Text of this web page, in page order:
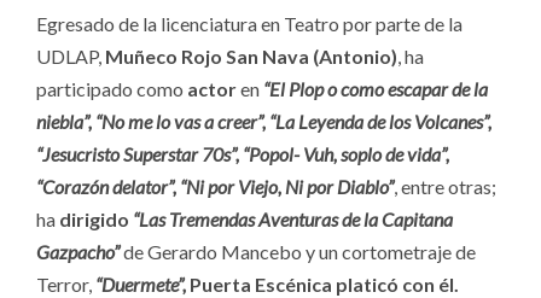
Egresado de la licenciatura en Teatro por parte de la
UDLAP, Muñeco Rojo San Nava (Antonio), ha
participado como actoren “El Plop o como escapar de la
niebla”, “No me lo vas a creer”, “La Leyenda de los Volcanes”,
“Jesucristo Superstar 70s”, “Popol- Vuh, soplo de vida”,
“Corazón delator”, “Ni por Viejo, Ni por Diablo”, entre otras;
ha dirigido “Las Tremendas Aventuras de la Capitana
Gazpacho”de Gerardo Mancebo y un cortometraje de
Terror, “Duermete”, Puerta Escénica platicó con él.